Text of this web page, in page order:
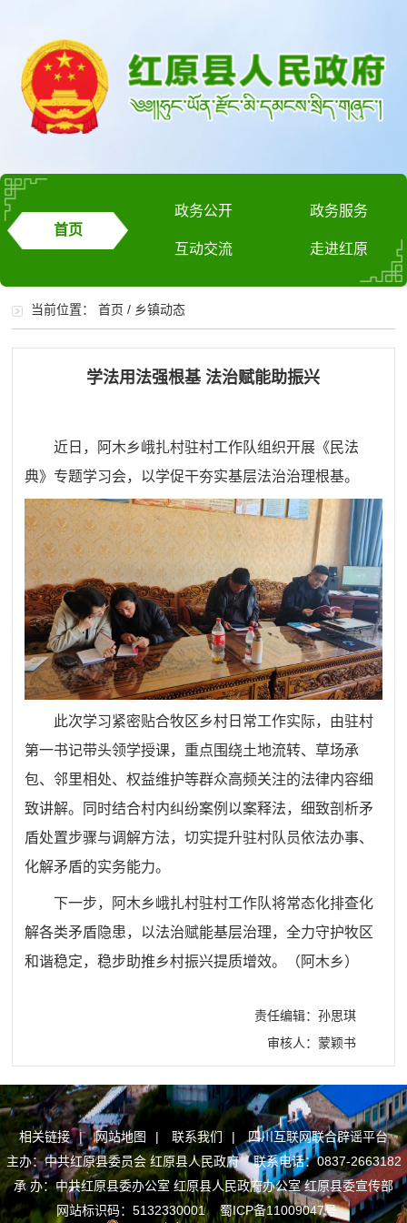
首页
政务公开 政务服务
互动交流 走进红原
当前位置：首页 / 乡镇动态
学法用法强根基 法治赋能助振兴
近日， 阿木乡峨扎村驻村工作队组织开展《民法
典》专题学习会，以学促干夯实基层法治治理根基。
此次学习紧密贴合牧区乡村日常工作实际，由驻村
第一书记带头领学授课，重点围绕土地流转、草场承
包、邻里相处、权益维护等群众高频关注的法律内容细
致讲解。同时结合村内纠纷案例以案释法，细致剖析矛
盾处置步骤与调解方法，切实提升驻村队员依法办事、
化解矛盾的实务能力。
下一步，阿木乡峨扎村驻村工作队将常态化排查化
解各类矛盾隐患，以法治赋能基层治理，全力守护牧区
和谐稳定，稳步助推乡村振兴提质增效。（阿木乡）
责任编辑：孙思琪
审核人：蒙颖书
相关链接 | 网站地图 | 联系我们 |
四川互联网联合辟谣平台
主办：中共红原县委员会 红原县人民政府 联系电话：0837-2663182
承 办：中共红原县委办公室 红原县人民政府办公室 红原县委宣传部
网站标识码：5132330001蜀ICP备11009047号